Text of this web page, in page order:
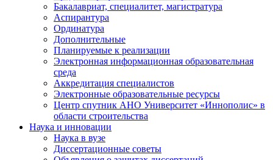
Бакалавриат, специалитет, магистратура
Аспирантура
Ординатура
Дополнительные
Планируемые к реализации
Электронная информационная образовательная
среда
Аккредитация специалистов
Электронные образовательные ресурсы
Центр спутник АНО Университет «Иннополис» в
области строительства
Наука и инновации
Наука в вузе
Диссертационные советы